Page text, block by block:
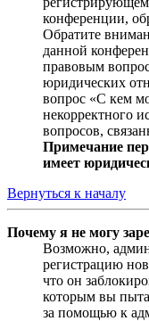
конференции,
Обратите
данной
правовым
юридических
вопрос «С кем
некорректного
вопросов,
Примечание
имеет
Вернуться к началу
Почему я не могу
Возможно,
регистрацию
что он
которым вы
за помощью к